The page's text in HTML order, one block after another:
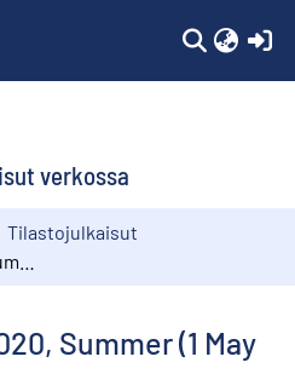
verkossa
Tilastojulkaisut
Summer (1 May